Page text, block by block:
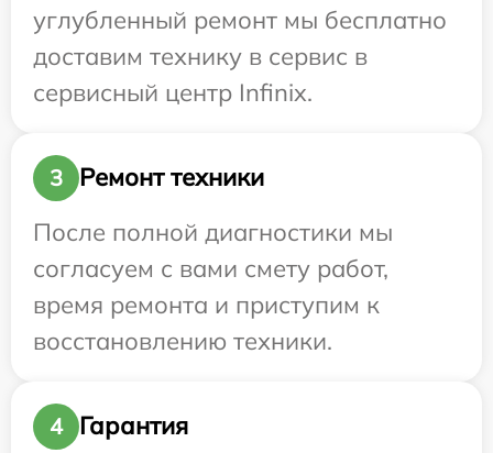
углубленный ремонт мы бесплатно
доставим технику в сервис в
сервисный центр Infinix.
3
Ремонт техники
После полной диагностики мы
согласуем с вами смету работ,
время ремонта и приступим к
восстановлению техники.
4 Гарантия